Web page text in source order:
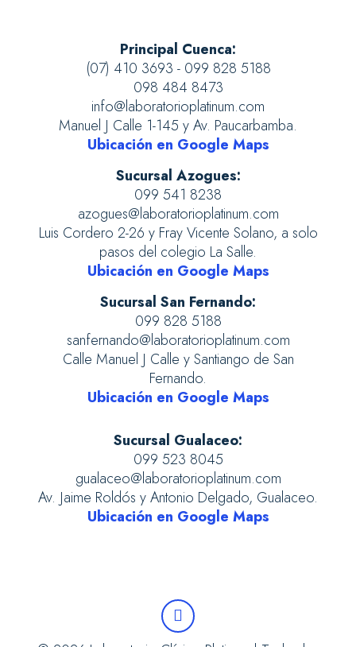
Principal Cuenca:
(07) 410 3693 - 099 828 5188
098 484 8473
info@laboratorioplatinum.com
Manuel J Calle 1-145 y Av. Paucarbamba.
Ubicación en Google Maps
Sucursal Azogues:
099 541 8238
azogues@laboratorioplatinum.com
Luis Cordero 2-26 y Fray Vicente Solano, a solo
pasos del colegio La Salle.
Ubicación en Google Maps
Sucursal San Fernando:
099 828 5188
sanfernando@laboratorioplatinum.com
Calle Manuel J Calle y Santiango de San
Fernando.
Ubicación en Google Maps
Sucursal Gualaceo:
099 523 8045
gualaceo@laboratorioplatinum.com
Av. Jaime Roldós y Antonio Delgado, Gualaceo.
Ubicación en Google Maps